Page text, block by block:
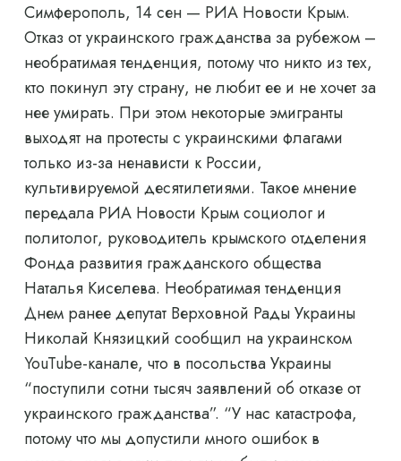
Симферополь, 14 сен — РИА Новости Крым.
Отказ от украинского гражданства за рубежом –
необратимая тенденция, потому что никто из тех,
кто покинул эту страну, не любит ее и не хочет за
нее умирать. При этом некоторые эмигранты
выходят на протесты с украинскими флагами
только из-за ненависти к России,
культивируемой десятилетиями. Такое мнение
передала РИА Новости Крым социолог и
политолог, руководитель крымского отделения
Фонда развития гражданского общества
Наталья Киселева. Необратимая тенденция
Днем ранее депутат Верховной Рады Украины
Николай Князицкий сообщил на украинском
YouTube-канале, что в посольства Украины
“поступили сотни тысяч заявлений об отказе от
украинского гражданства”. “У нас катастрофа,
потому что мы допустили много ошибок в